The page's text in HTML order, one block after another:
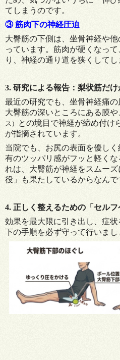
てしまうのです。
③ 筋肉下の神経圧迫
大臀筋の下側は、坐骨神経や
っています。筋肉が硬くなっ
り、神経の通り道を狭くしてし
3. 研究による報告：梨状筋だ
最近の研究でも、坐骨神経痛の
大臀筋の深いところにある膜
ス）
との境目で神経が締め付け
が指摘されています。
当院でも、お尻の表面を優し
有のツッパリ感がフッと軽く
れは、大臀筋が神経をスムー
役」も果たしているからなんで
4. 正しく整えるための「セルフ
効果を最大限に引き出し、症
下の手順を必ず守って行いまし